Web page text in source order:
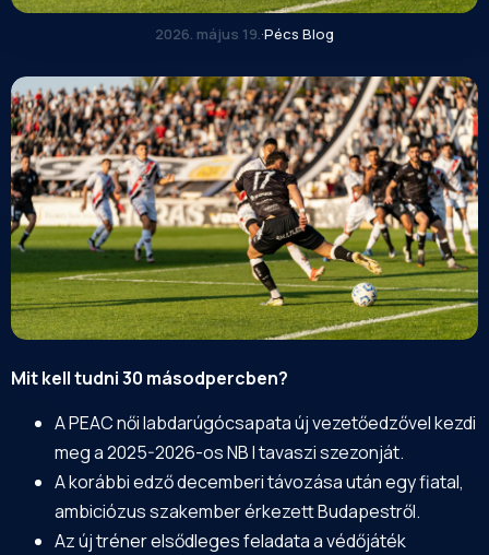
2026. május 19.·Pécs Blog
Mit kell tudni 30 másodpercben?
APEACnői labdarúgócsapata új vezetőedzővel kezdi
meg a 2025-2026-os NB I tavaszi szezonját.
A korábbi edző decemberi távozása után egy fiatal,
ambiciózus szakember érkezett Budapestről.
Az új tréner elsődleges feladata a védőjáték